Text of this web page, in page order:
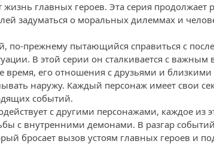
главных героев. Эта серия продолжает
задуматься о моральных дилеммах и
по-прежнему пытающийся справиться с
В этой серии он сталкивается с
время, его отношения с друзьями и
наружу. Каждый персонаж имеет свои
событий.
с другими персонажами, каждое из
с внутренними демонами. В разгар
бросает вызов устоям главных героев и